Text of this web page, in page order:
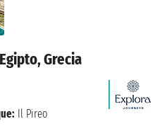
Grecia
Il Pireo